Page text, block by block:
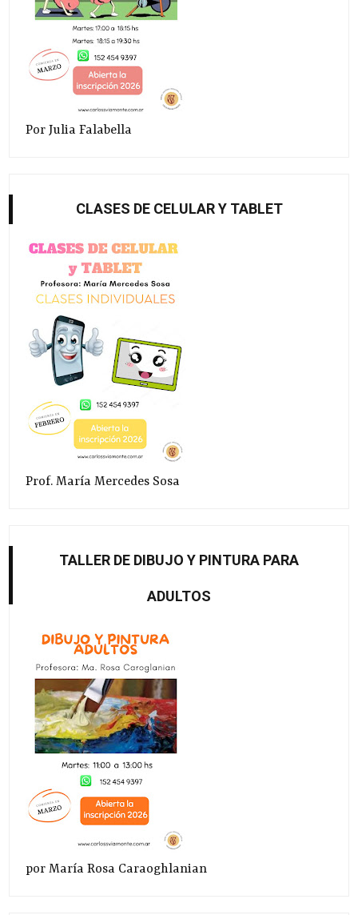
Por Julia Falabella
CLASES DE CELULAR Y TABLET
Prof. María Mercedes Sosa
TALLER DE DIBUJO Y PINTURA PARA
ADULTOS
por María Rosa Caraoghlanian